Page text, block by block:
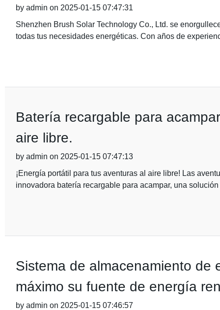
by admin on 2025-01-15 07:47:31
Shenzhen Brush Solar Technology Co., Ltd. se
todas tus necesidades energéticas. Con años de
Batería recargable para
aire libre.
by admin on 2025-01-15 07:47:13
¡Energía portátil para tus aventuras al aire libre! Las
innovadora batería recargable para acampar, una solución
Sistema de almacenamiento
máximo su fuente de energía
by admin on 2025-01-15 07:46:57